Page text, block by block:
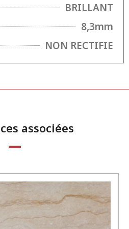
BRILLANT
8,3mm
NON RECTIFIE
associées